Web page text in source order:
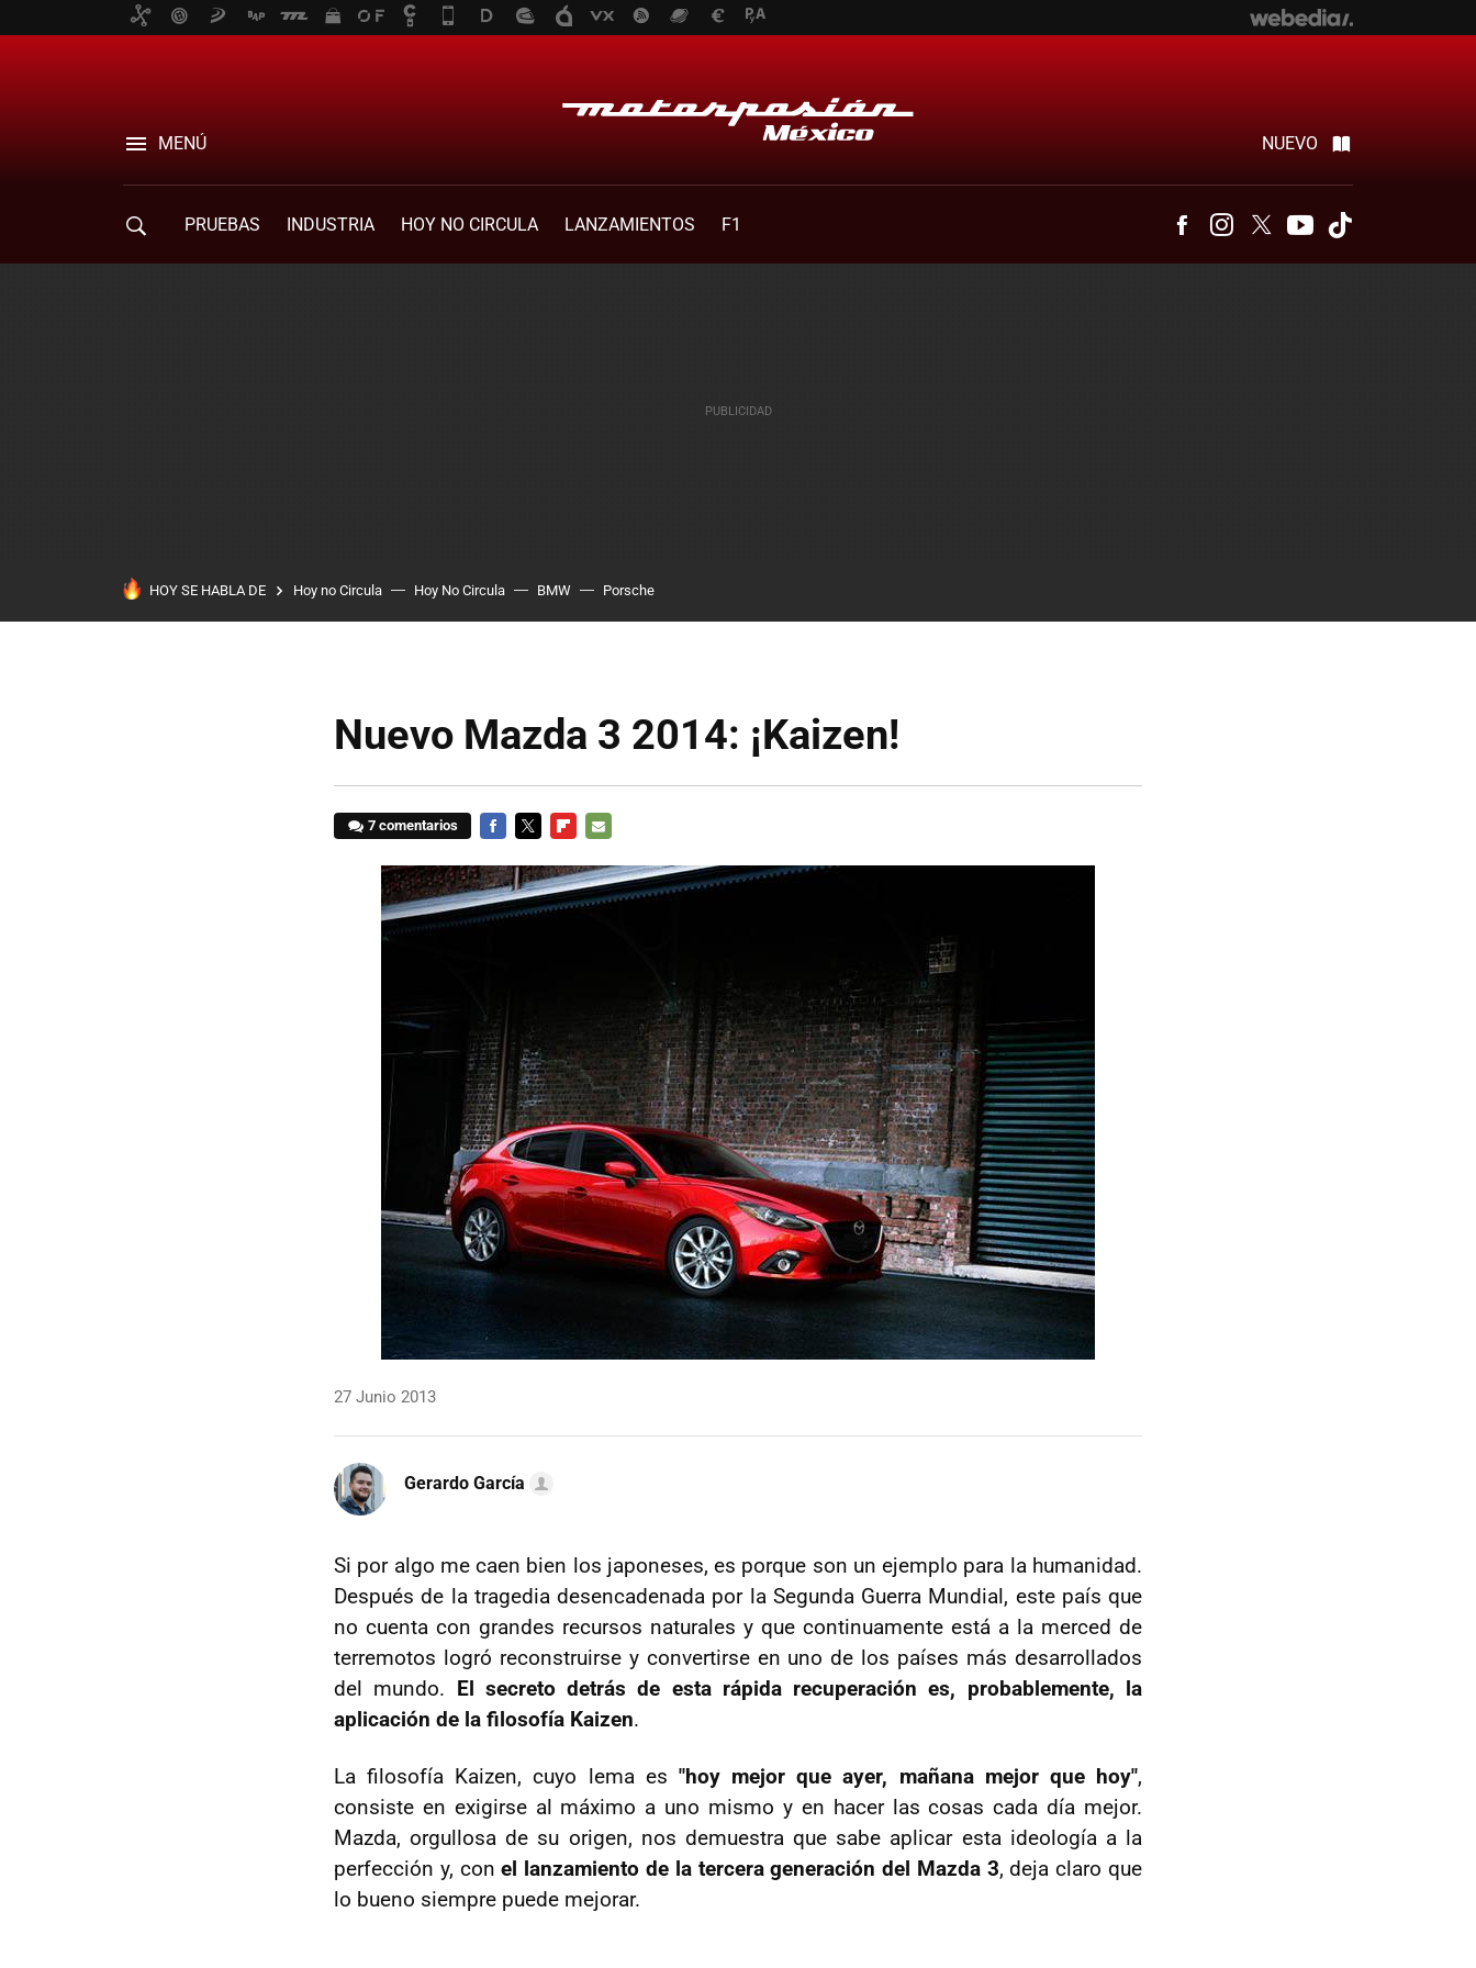
MENÚ NUEVO
PRUEBAS INDUSTRIA HOY NO CIRCULA LANZAMIENTOS F1 FacebookInstagram
Twitter Youtube
HOY SE HABLA DE Hoy no Circula Hoy No Circula BMW Porsche
Nuevo Mazda 3 2014: ¡Kaizen!
7 comentarios
MAIL
27 Junio 2013
Gerardo García
Si por algo me caen bien los japoneses, es porque son un ejemplo para la humanidad.
Después de la tragedia desencadenada por la Segunda Guerra Mundial, este país que
no cuenta con grandes recursos naturales y que continuamente está a la merced de
terremotos logró reconstruirse y convertirse en uno de los países más desarrollados
del mundo. El secreto detrás de esta rápida recuperación es, probablemente, la
aplicación de la filosofía Kaizen.
La filosofía Kaizen, cuyo lema es "hoy mejor que ayer, mañana mejor que hoy",
consiste en exigirse al máximo a uno mismo y en hacer las cosas cada día mejor.
Mazda, orgullosa de su origen, nos demuestra que sabe aplicar esta ideología a la
perfección y, conel lanzamiento de la tercera generación del Mazda 3, deja claro que
lo bueno siempre puede mejorar.